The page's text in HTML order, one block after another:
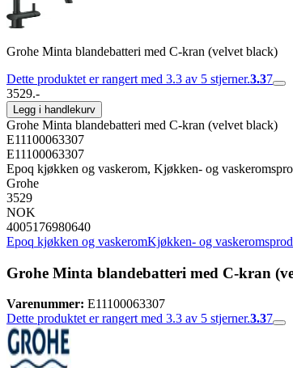
Grohe Minta blandebatteri med C-kran (velvet black)
Dette produktet er rangert med 3.3 av 5 stjerner.3.37
3529.-
Legg i handlekurv
Grohe Minta blandebatteri med C-kran (velvet black)
E11100063307
E11100063307
Epoq kjøkken og vaskerom, Kjøkken- og
Grohe
3529
NOK
4005176980640
Epoq kjøkken og vaskeromKjøkken- og
Grohe Minta blandebatteri med C-kran
Varenummer: E11100063307
Dette produktet er rangert med 3.3 av 5 stjerner.3.37